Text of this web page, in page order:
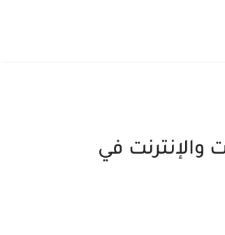
والإنترنت في